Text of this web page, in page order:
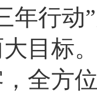
年行
目标
全方